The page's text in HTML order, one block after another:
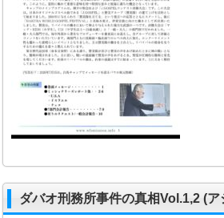
ダバオ刑務所事件の真相Vol.1,2 (ア